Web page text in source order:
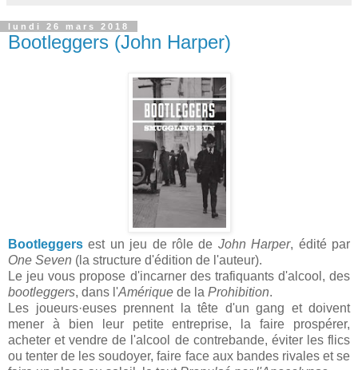
lundi 26 mars 2018
Bootleggers (John Harper)
Bootleggers est un jeu de rôle de John Harper, édité par
One Seven (la structure d'édition de l'auteur).
Le jeu vous propose d'incarner des trafiquants d'alcool, des
bootleggers, dans l'Amérique de la Prohibition.
Les joueurs·euses prennent la tête d'un gang et doivent
mener à bien leur petite entreprise, la faire prospérer,
acheter et vendre de l'alcool de contrebande, éviter les flics
ou tenter de les soudoyer, faire face aux bandes rivales et se